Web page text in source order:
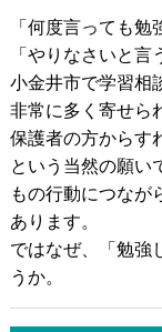
発達障がい児＆
郊外学習（宿泊
発達障がい&不登
バーチャル学び
聡生館放課後学
「何度言っても勉
「やりなさいと言
小金井市で学習相
非常に多く寄せら
保護者の方からす
という当然の願い
もの行動につなが
あります。
ではなぜ、「勉強
うか。